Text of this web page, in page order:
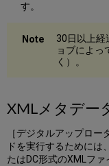
す。
30日以上経
ョブによっ
く）。
XMLメタデー
［デジタルアップロ
ドを実行するためには
たはDC形式のXMLフ